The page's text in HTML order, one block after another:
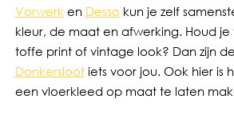
Vorwerk en Desso kun je zelf
kleur, de maat en afwerking. Houd
toffe print of vintage look? Dan zijn
Donkerslootiets voor jou. Ook hier is
een vloerkleed op maat te laten